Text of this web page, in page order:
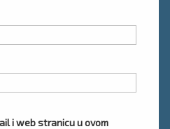
i web stranicu u ovom